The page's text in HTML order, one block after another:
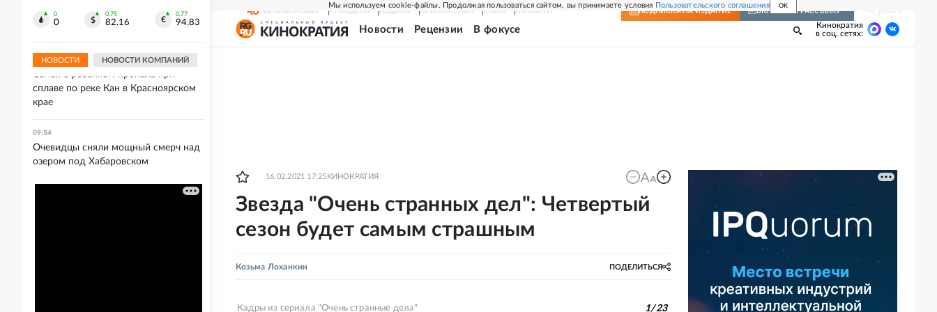
Мы используем cookie-файлы. Продолжая пользоваться сайтом, вы принимаете условия Пользовательского соглашения OK
СВЕЖИЙ НОМЕР РГ-НЕДЕЛЯ РОДИНА ПРИЛОЖЕНИЯ СОЮЗ НОВОСТИ ПОДПИСКА НА ИЗДАНИЕ ВКЛЮЧИТЬ РАССЫЛКУ
Новости Рецензии В фокусе
Кинократия
в соц. сетях:
16.02.2021 17:25 КИНОКРАТИЯ
Звезда "Очень странных дел": Четвертый
сезон будет самым страшным
Козьма Лоханкин ПОДЕЛИТЬСЯ
Кадры из сериала "Очень странные дела" 1/23
0
0
0.75
82.16
0.77
94.83
НОВОСТИ НОВОСТИ КОМПАНИЙ
погибли два человека, еще двое
10:02
Семья с ребенком пропала при
сплаве по реке Кан в Красноярском
крае
09:54
Очевидцы сняли мощный смерч над
озером под Хабаровском